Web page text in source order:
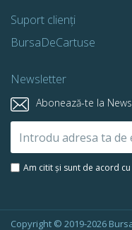
Suport clienți
BursaDeCartuse
Newsletter
Abonează-te la
la
newsletter-
Am citit și sunt de acord cu
Copyright © 2019-2026